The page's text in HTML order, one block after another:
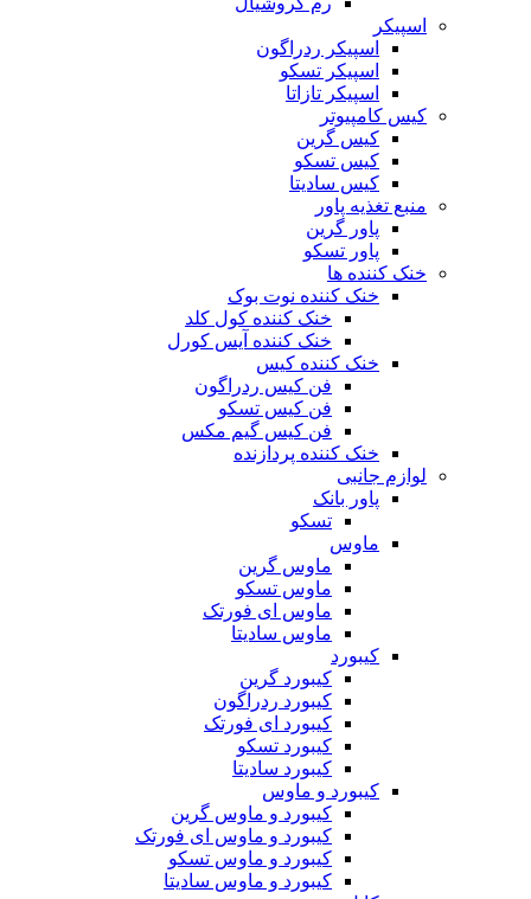
اسپیکر
اسپیکر ردراگون
اسپیکر تسکو
اسپیکر تازاتا
کیس کامپیوتر
کیس گرین
کیس تسکو
کیس سادیتا
منبع تغذیه‌ پاور
پاور گرین
پاور تسکو
خنک کننده ها
خنک کننده نوت بوک
خنک کننده کول کلد
خنک کننده آیس کورل
خنک کننده کیس
فن کیس ردراگون
فن کیس تسکو
فن کیس گیم مکس
خنک کننده پردازنده
لوازم جانبی
پاور بانک
تسکو
ماوس
ماوس گرین
ماوس تسکو
ماوس ای فورتک
ماوس سادیتا
کیبورد
کیبورد گرین
کیبورد ردراگون
کیبورد ای فورتک
کیبورد تسکو
کیبورد سادیتا
کیبورد و ماوس
کیبورد و ماوس گرین
کیبورد و ماوس ای فورتک
کیبورد و ماوس تسکو
کیبورد و ماوس سادیتا